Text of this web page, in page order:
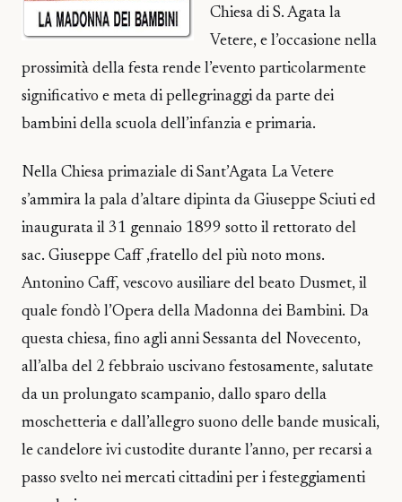
Chiesa di S. Agata la
Vetere, e l’occasione nella
prossimità della festa rende l’evento particolarmente
significativo e meta di pellegrinaggi da parte dei
bambini della scuola dell’infanzia e primaria.
Nella Chiesa primaziale di Sant’Agata La Vetere
s’ammira la pala d’altare dipinta da Giuseppe Sciuti ed
inaugurata il 31 gennaio 1899 sotto il rettorato del
sac. Giuseppe Caff ,fratello del più noto mons.
Antonino Caff, vescovo ausiliare del beato Dusmet, il
quale fondò l’Opera della Madonna dei Bambini. Da
questa chiesa, fino agli anni Sessanta del Novecento,
all’alba del 2 febbraio uscivano festosamente, salutate
da un prolungato scampanio, dallo sparo della
moschetteria e dall’allegro suono delle bande musicali,
le candelore ivi custodite durante l’anno, per recarsi a
passo svelto nei mercati cittadini per i festeggiamenti